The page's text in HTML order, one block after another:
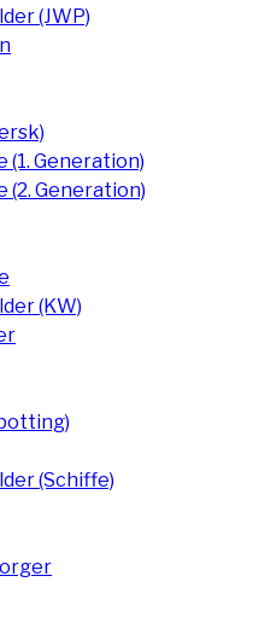
(JWP)
(1. Generation)
(2. Generation)
(KW)
(Schiffe)